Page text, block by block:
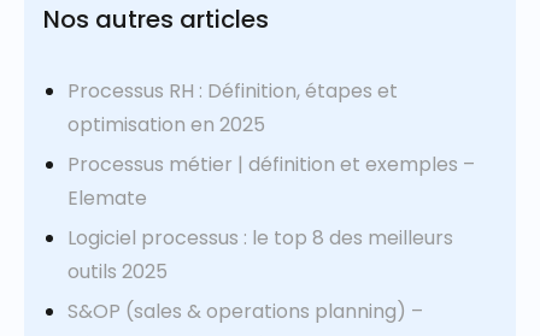
Nos autres articles
Processus RH : Définition, étapes et
optimisation en 2025
Processus métier | définition et exemples –
Elemate
Logiciel processus : le top 8 des meilleurs
outils 2025
S&OP (sales & operations planning) –